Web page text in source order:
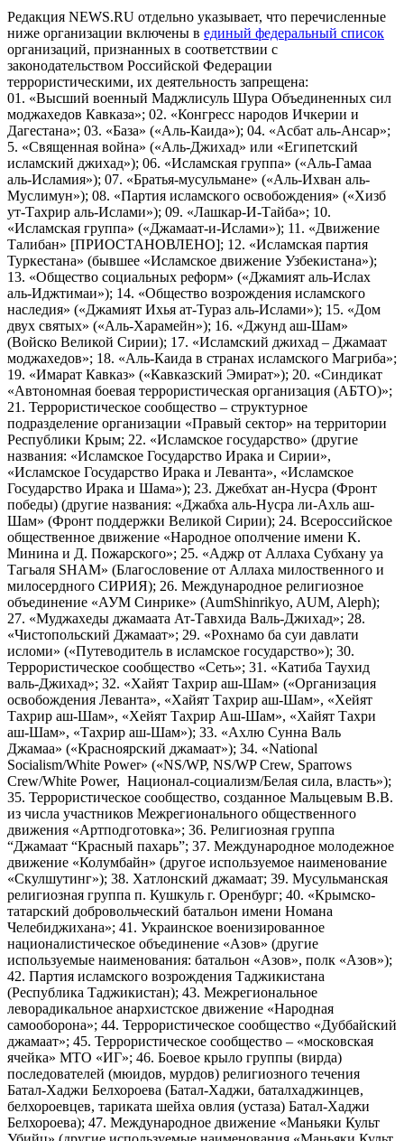
Редакция NEWS.RU отдельно указывает, что перечисленные
ниже организации включены в единый федеральный список
организаций, признанных в соответствии с
законодательством Российской Федерации
террористическими, их деятельность запрещена:
01. «Высший военный Маджлисуль Шура Объединенных сил
моджахедов Кавказа»; 02. «Конгресс народов Ичкерии и
Дагестана»; 03. «База» («Аль-Каида»); 04. «Асбат аль-Ансар»;
5. «Священная война» («Аль-Джихад» или «Египетский
исламский джихад»); 06. «Исламская группа» («Аль-Гамаа
аль-Исламия»); 07. «Братья-мусульмане» («Аль-Ихван аль-
Муслимун»); 08. «Партия исламского освобождения» («Хизб
ут-Тахрир аль-Ислами»); 09. «Лашкар-И-Тайба»; 10.
«Исламская группа» («Джамаат-и-Ислами»); 11. «Движение
Талибан» [ПРИОСТАНОВЛЕНО]; 12. «Исламская партия
Туркестана» (бывшее «Исламское движение Узбекистана»);
13. «Общество социальных реформ» («Джамият аль-Ислах
аль-Иджтимаи»); 14. «Общество возрождения исламского
наследия» («Джамият Ихья ат-Тураз аль-Ислами»); 15. «Дом
двух святых» («Аль-Харамейн»); 16. «Джунд аш-Шам»
(Войско Великой Сирии); 17. «Исламский джихад – Джамаат
моджахедов»; 18. «Аль-Каида в странах исламского Магриба»;
19. «Имарат Кавказ» («Кавказский Эмират»); 20. «Синдикат
«Автономная боевая террористическая организация (АБТО)»;
21. Террористическое сообщество – структурное
подразделение организации «Правый сектор» на территории
Республики Крым; 22. «Исламское государство» (другие
названия: «Исламское Государство Ирака и Сирии»,
«Исламское Государство Ирака и Леванта», «Исламское
Государство Ирака и Шама»); 23. Джебхат ан-Нусра (Фронт
победы) (другие названия: «Джабха аль-Нусра ли-Ахль аш-
Шам» (Фронт поддержки Великой Сирии); 24. Всероссийское
общественное движение «Народное ополчение имени К.
Минина и Д. Пожарского»; 25. «Аджр от Аллаха Субхану уа
Тагьаля SHAM» (Благословение от Аллаха милоственного и
милосердного СИРИЯ); 26. Международное религиозное
объединение «АУМ Синрике» (AumShinrikyo, AUM, Aleph);
27. «Муджахеды джамаата Ат-Тавхида Валь-Джихад»; 28.
«Чистопольский Джамаат»; 29. «Рохнамо ба суи давлати
исломи» («Путеводитель в исламское государство»); 30.
Террористическое сообщество «Сеть»; 31. «Катиба Таухид
валь-Джихад»; 32. «Хайят Тахрир аш-Шам» («Организация
освобождения Леванта», «Хайят Тахрир аш-Шам», «Хейят
Тахрир аш-Шам», «Хейят Тахрир Аш-Шам», «Хайят Тахри
аш-Шам», «Тахрир аш-Шам»); 33. «Ахлю Сунна Валь
Джамаа» («Красноярский джамаат»); 34. «National
Socialism/White Power» («NS/WP, NS/WP Crew, Sparrows
Crew/White Power, Национал-социализм/Белая сила, власть»);
35. Террористическое сообщество, созданное Мальцевым В.В.
из числа участников Межрегионального общественного
движения «Артподготовка»; 36. Религиозная группа
“Джамаат “Красный пахарь”; 37. Международное молодежное
движение «Колумбайн» (другое используемое наименование
«Скулшутинг»); 38. Хатлонский джамаат; 39. Мусульманская
религиозная группа п. Кушкуль г. Оренбург; 40. «Крымско-
татарский добровольческий батальон имени Номана
Челебиджихана»; 41. Украинское военизированное
националистическое объединение «Азов» (другие
используемые наименования: батальон «Азов», полк «Азов»);
42. Партия исламского возрождения Таджикистана
(Республика Таджикистан); 43. Межрегиональное
леворадикальное анархистское движение «Народная
самооборона»; 44. Террористическое сообщество «Дуббайский
джамаат»; 45. Террористическое сообщество – «московская
ячейка» МТО «ИГ»; 46. Боевое крыло группы (вирда)
последователей (мюидов, мурдов) религиозного течения
Батал-Хаджи Белхороева (Батал-Хаджи, баталхаджинцев,
белхороевцев, тариката шейха овлия (устаза) Батал-Хаджи
Белхороева); 47. Международное движение «Маньяки Культ